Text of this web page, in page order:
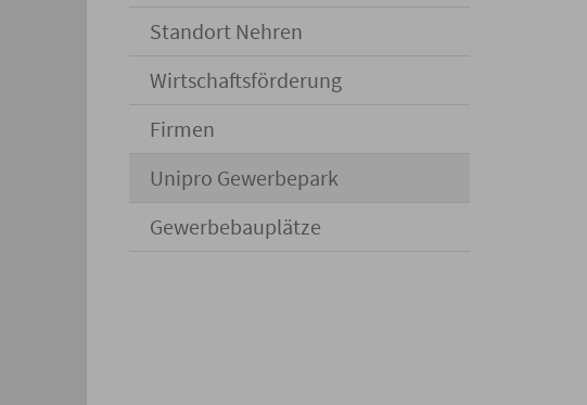
Standort Nehren
Wirtschaftsförderung
Firmen
Unipro Gewerbepark
Gewerbebauplätze